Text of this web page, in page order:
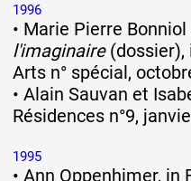
1996
• Marie Pierre
l'imaginaire(dossier),
Arts n° spécial,
• Alain Sauvan et
Résidences n°9,
1995
• Ann Oppenhimer, in